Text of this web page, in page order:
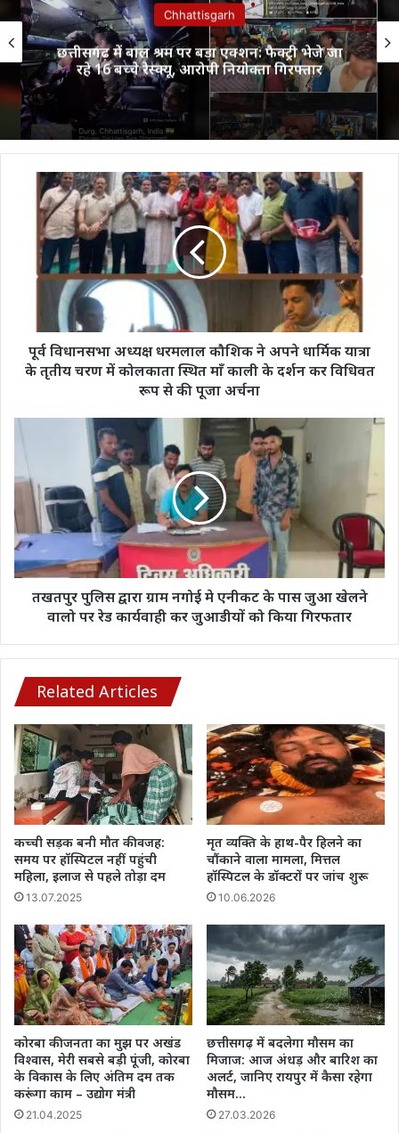
Chhattisgarh
छत्तीसगढ़ में बाल श्रम पर बड़ा एक्शन: फैक्ट्री भेजे जा
रहे 16 बच्चे रेस्क्यू, आरोपी नियोक्ता गिरफ्तार
विधानसभा
धरमलाल
कौशिक
यात्रा
तृतीय
काली
दर्शन
कर
विधिवत
रूप
अर्चना
पूर्व विधानसभा अध्यक्ष धरमलाल कौशिक ने अपने धार्मिक यात्रा
के तृतीय चरण में कोलकाता स्थित माँ काली के दर्शन कर विधिवत
रूप से की पूजा अर्चना
द्वारा
ग्राम
मे
एनीकट
के
पास
कार्यवाही
कर
जुआडीयों
को
किया
गिरफतार
तखतपुर पुलिस द्वारा ग्राम नगोई मे एनीकट के पास जुआ खेलने
वालो पर रेड कार्यवाही कर जुआडीयों को किया गिरफतार
Related Articles
कच्ची सड़क बनी मौत की वजह:
समय पर हॉस्पिटल नहीं पहुंची
महिला, इलाज से पहले तोड़ा दम
13.07.2025
मृत व्यक्ति के हाथ-पैर हिलने का
चौंकाने वाला मामला, मित्तल
हॉस्पिटल के डॉक्टरों पर जांच शुरू
10.06.2026
कोरबा की जनता का मुझ पर अखंड
विश्वास, मेरी सबसे बड़ी पूंजी, कोरबा
के विकास के लिए अंतिम दम तक
करूंगा काम – उद्योग मंत्री
21.04.2025
छत्तीसगढ़ में बदलेगा मौसम का
मिजाज: आज अंधड़ और बारिश का
अलर्ट, जानिए रायपुर में कैसा रहेगा
मौसम…
27.03.2026